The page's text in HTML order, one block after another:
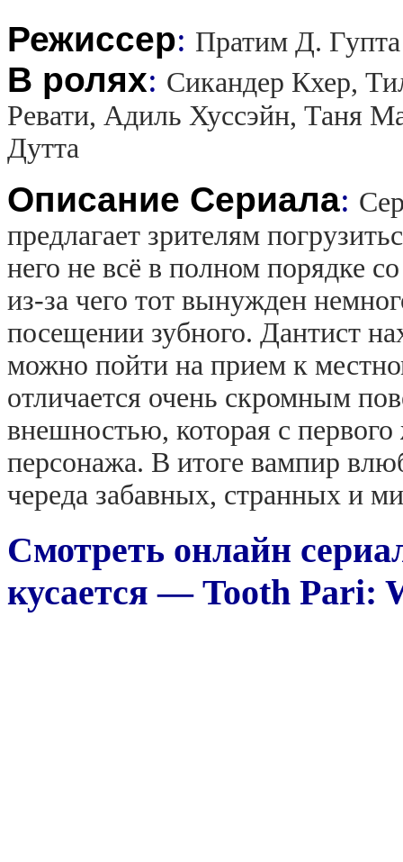
Режиссер: Пратим Д. Гупта
В ролях: Сикандер Кхер,
Ревати, Адиль Хуссэйн, Таня
Дутта
Описание Сериала:
предлагает зрителям
него не всё в полном порядке
из-за чего тот вынужден
посещении зубного. Дантист
можно пойти на прием к
отличается очень скромным
внешностью, которая с первого
персонажа. В итоге вампир
череда забавных, странных и
Смотреть онлайн
кусается — Tooth Pari: